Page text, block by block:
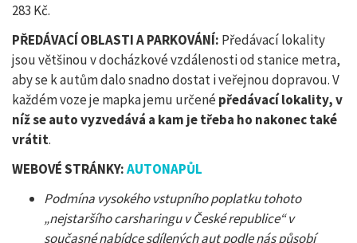
283 Kč.
PŘEDÁVACÍ OBLASTI A PARKOVÁNÍ: Předávací lokality
jsou většinou v docházkové vzdálenosti od stanice metra,
aby se k autům dalo snadno dostat i veřejnou dopravou. V
každém voze je mapka jemu určenépředávací lokality, v
níž se auto vyzvedává a kam je třeba ho nakonec také
vrátit.
WEBOVÉ STRÁNKY:AUTONAPŮL
Podmína vysokého vstupního poplatku tohoto
„nejstaršího carsharingu v České republice“ v
současné nabídce sdílených aut podle nás působí